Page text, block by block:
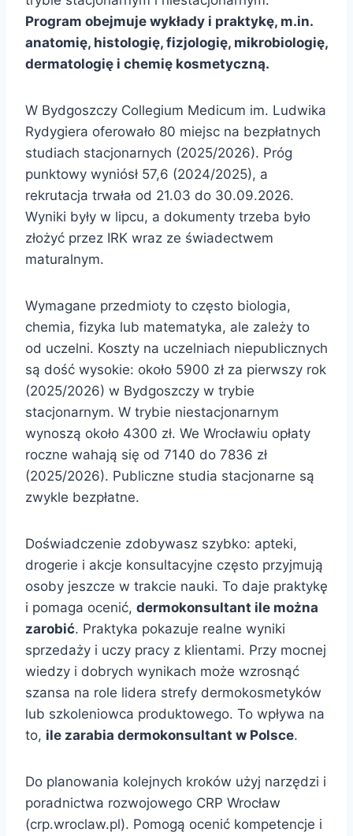
Program obejmuje wykłady i praktykę, m.in.
anatomię, histologię, fizjologię, mikrobiologię,
dermatologię i chemię kosmetyczną.
W Bydgoszczy Collegium Medicum im. Ludwika
Rydygiera oferowało 80 miejsc na bezpłatnych
studiach stacjonarnych (2025/2026). Próg
punktowy wyniósł 57,6 (2024/2025), a
rekrutacja trwała od 21.03 do 30.09.2026.
Wyniki były w lipcu, a dokumenty trzeba było
złożyć przez IRK wraz ze świadectwem
maturalnym.
Wymagane przedmioty to często biologia,
chemia, fizyka lub matematyka, ale zależy to
od uczelni. Koszty na uczelniach niepublicznych
są dość wysokie: około 5900 zł za pierwszy rok
(2025/2026) w Bydgoszczy w trybie
stacjonarnym. W trybie niestacjonarnym
wynoszą około 4300 zł. We Wrocławiu opłaty
roczne wahają się od 7140 do 7836 zł
(2025/2026). Publiczne studia stacjonarne są
zwykle bezpłatne.
Doświadczenie zdobywasz szybko: apteki,
drogerie i akcje konsultacyjne często przyjmują
osoby jeszcze w trakcie nauki. To daje praktykę
i pomaga ocenić, dermokonsultant ile można
zarobić. Praktyka pokazuje realne wyniki
sprzedaży i uczy pracy z klientami. Przy mocnej
wiedzy i dobrych wynikach może wzrosnąć
szansa na role lidera strefy dermokosmetyków
lub szkoleniowca produktowego. To wpływa na
to, ile zarabia dermokonsultant w Polsce.
Do planowania kolejnych kroków użyj narzędzi i
poradnictwa rozwojowego CRP Wrocław
(crp.wroclaw.pl). Pomogą ocenić kompetencje i